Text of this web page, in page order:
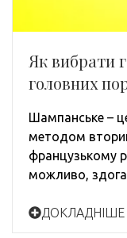
Як вибрати
головних
Шампанське –
методом
французькому
можливо,
ДОКЛАДНІШЕ